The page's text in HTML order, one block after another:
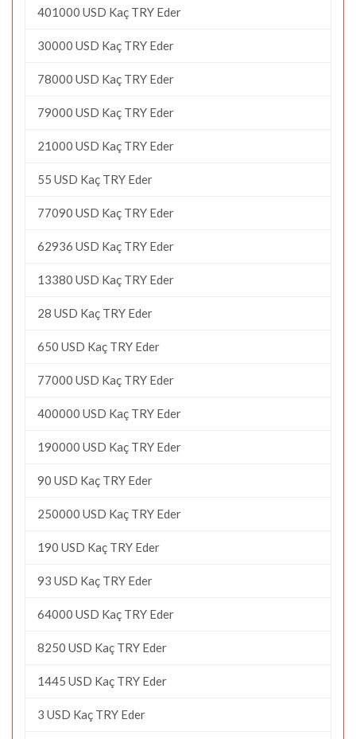
401000 USD Kaç TRY Eder
30000 USD Kaç TRY Eder
78000 USD Kaç TRY Eder
79000 USD Kaç TRY Eder
21000 USD Kaç TRY Eder
55 USD Kaç TRY Eder
77090 USD Kaç TRY Eder
62936 USD Kaç TRY Eder
13380 USD Kaç TRY Eder
28 USD Kaç TRY Eder
650 USD Kaç TRY Eder
77000 USD Kaç TRY Eder
400000 USD Kaç TRY Eder
190000 USD Kaç TRY Eder
90 USD Kaç TRY Eder
250000 USD Kaç TRY Eder
190 USD Kaç TRY Eder
93 USD Kaç TRY Eder
64000 USD Kaç TRY Eder
8250 USD Kaç TRY Eder
1445 USD Kaç TRY Eder
3 USD Kaç TRY Eder